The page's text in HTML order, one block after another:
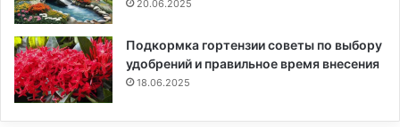
20.06.2025
Подкормка гортензии советы по выбору
удобрений и правильное время внесения
18.06.2025